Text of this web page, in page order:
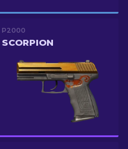
P2000
SCORPION